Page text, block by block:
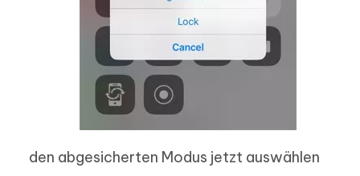
den abgesicherten Modus jetzt auswählen